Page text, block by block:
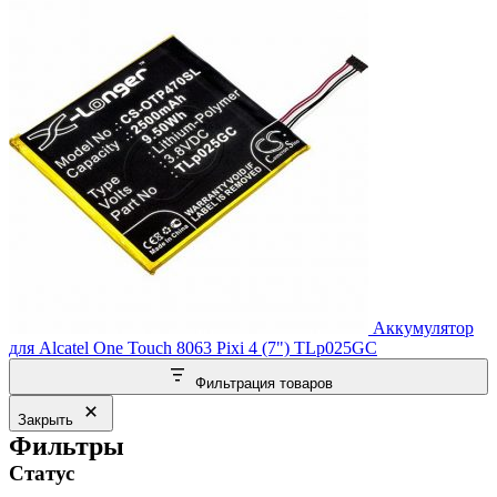
Аккумулятор
для Alcatel One Touch 8063 Pixi 4 (7") TLp025GC
Фильтрация товаров
Закрыть
Фильтры
Статус